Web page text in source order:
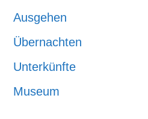
Ausgehen
Übernachten
Unterkünfte
Museum